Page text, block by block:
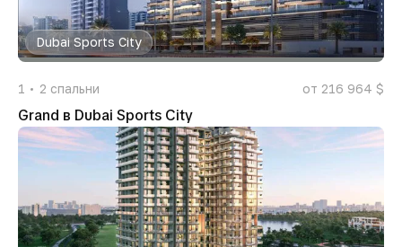
Dubai Sports City
1 2 спальни от 216 964 $
Grand в Dubai Sports City